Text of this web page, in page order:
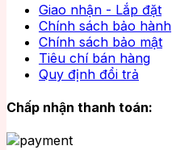
Giao nhận - Lắp đặt
Chính sách bảo hành
Chính sách bảo mật
Tiêu chí bán hàng
Quy định đổi trả
Chấp nhận thanh toán: